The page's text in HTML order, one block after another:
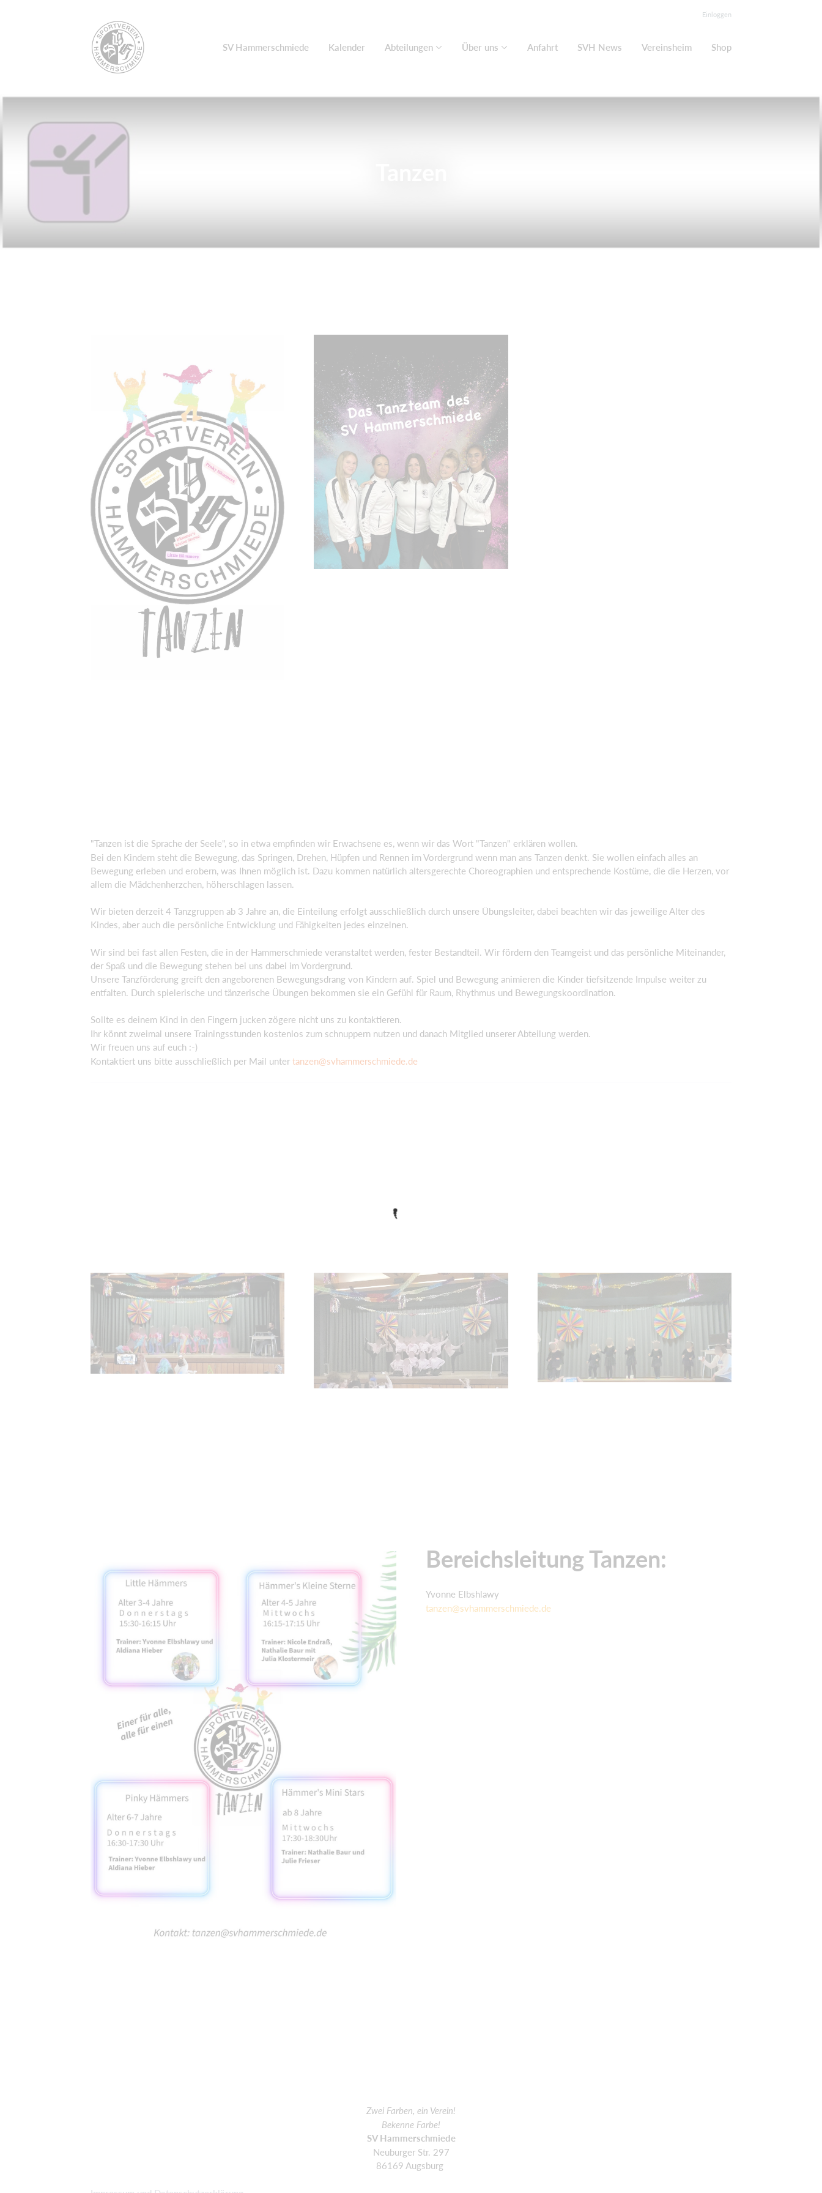
Einloggen
SV Hammerschmiede Kalender Abteilungen Über uns Anfahrt SVH News Vereinsheim Shop
"Tanzen ist die Sprache der Seele", so in etwa empfinden wir Erwachsene es, wenn wir das Wort "Tanzen" erklären wollen.
Bei den Kindern steht die Bewegung, das Springen, Drehen, Hüpfen und Rennen im Vordergrund wenn man ans Tanzen denkt. Sie wollen einfach alles an
Bewegung erleben und erobern, was Ihnen möglich ist. Dazu kommen natürlich altersgerechte Choreographien und entsprechende Kostüme, die die Herzen, vor
allem die Mädchenherzchen, höherschlagen lassen.
Wir bieten derzeit 4 Tanzgruppen ab 3 Jahre an, die Einteilung erfolgt ausschließlich durch unsere Übungsleiter, dabei beachten wir das jeweilige Alter des
Kindes, aber auch die persönliche Entwicklung und Fähigkeiten jedes einzelnen.
Wir sind bei fast allen Festen, die in der Hammerschmiede veranstaltet werden, fester Bestandteil. Wir fördern den Teamgeist und das persönliche Miteinander,
der Spaß und die Bewegung stehen bei uns dabei im Vordergrund.
Unsere Tanzförderung greift den angeborenen Bewegungsdrang von Kindern auf. Spiel und Bewegung animieren die Kinder tiefsitzende Impulse weiter zu
entfalten. Durch spielerische und tänzerische Übungen bekommen sie ein Gefühl für Raum, Rhythmus und Bewegungskoordination.
Sollte es deinem Kind in den Fingern jucken zögere nicht uns zu kontaktieren.
Ihr könnt zweimal unsere Trainingsstunden kostenlos zum schnuppern nutzen und danach Mitglied unserer Abteilung werden.
Wir freuen uns auf euch :-)
Kontaktiert uns bitte ausschließlich per Mail unter tanzen@svhammerschmiede.de
Bereichsleitung Tanzen:
Yvonne Elbshlawy
tanzen@svhammerschmiede.de
Zwei Farben, ein Verein!
Bekenne Farbe!
SV Hammerschmiede
Neuburger Str. 297
86169 Augsburg